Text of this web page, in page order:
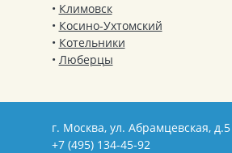
Климовск
Косино-Ухтомский
Котельники
Люберцы
г. Москва, ул. Абрамцевская, д.5
+7 (495) 134-45-92